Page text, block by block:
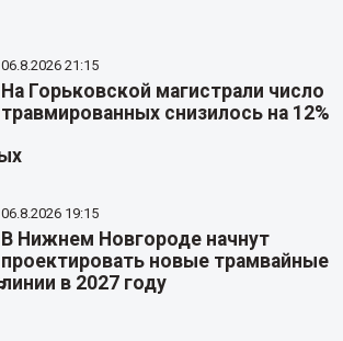
06.8.2026 21:15
На Горьковской магистрали число
травмированных снизилось на 12%
06.8.2026 19:15
В Нижнем Новгороде начнут
проектировать новые трамвайные
линии в 2027 году